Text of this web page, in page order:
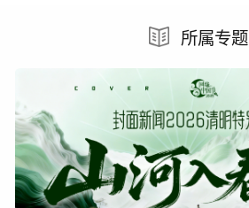
所属专题